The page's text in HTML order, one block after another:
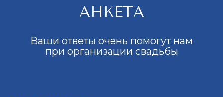
АНКЕТА
Ваши ответы очень помогут нам
при организации свадьбы